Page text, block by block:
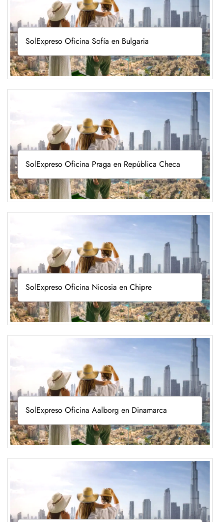
SolExpreso Oficina Sofía en Bulgaria
SolExpreso Oficina Praga en República Checa
SolExpreso Oficina Nicosia en Chipre
SolExpreso Oficina Aalborg en Dinamarca